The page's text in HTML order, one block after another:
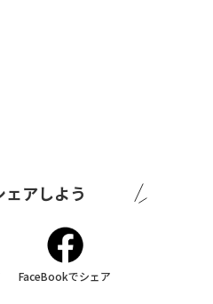
ェアしよう
FaceBookでシェア